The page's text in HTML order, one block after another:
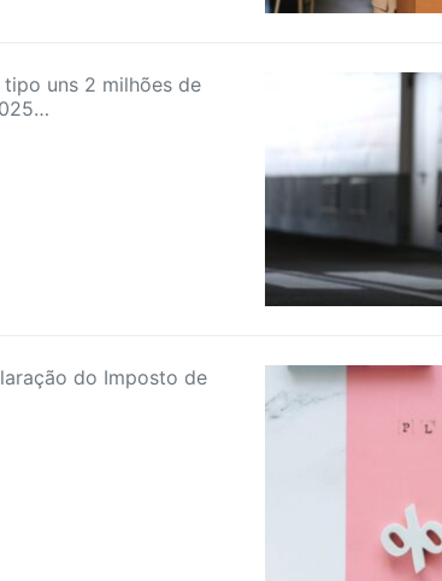
uns 2 milhões de
do Imposto de